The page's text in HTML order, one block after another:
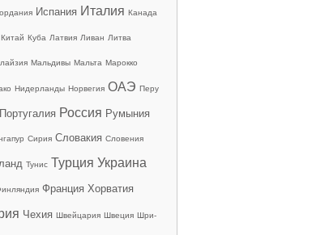
Испания Италия Канада
Китай Куба Латвия Ливан Литва
Мальдивы Мальта Марокко
Нидерланды Норвегия ОАЭ Перу
Португалия Россия Румыния
Сирия Словакия Словения
Тунис Турция Украина
Франция Хорватия
Чехия Швейцария Швеция Шри-